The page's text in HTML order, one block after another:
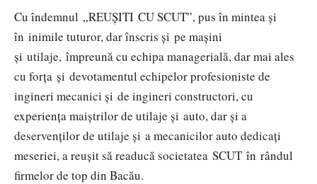
Cu îndemnul „REUȘITI CU SCUT”, pus în mintea și
în inimile tuturor, dar înscris și pe mașini
și utilaje, împreună cu echipa managerială, dar mai ales
cu forța și devotamentul echipelor profesioniste de
ingineri mecanici și de ingineri constructori, cu
experiența maiștrilor de utilaje și auto, dar și a
deservenților de utilaje și a mecanicilor auto dedicați
meseriei, a reușit să readucă societatea SCUT în rândul
firmelor de top din Bacău.